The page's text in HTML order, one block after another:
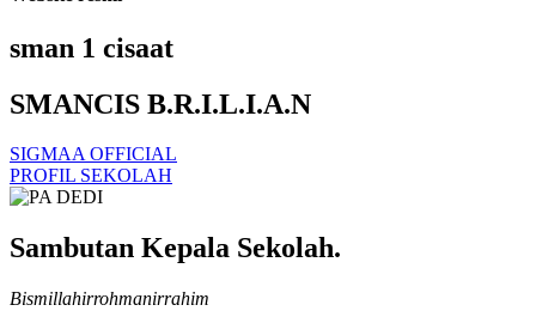
sman 1 cisaat
SMANCIS B.R.I.L.I.A.N
SIGMAA OFFICIAL
PROFIL SEKOLAH
Sambutan Kepala Sekolah.
Bismillahirrohmanirrahim